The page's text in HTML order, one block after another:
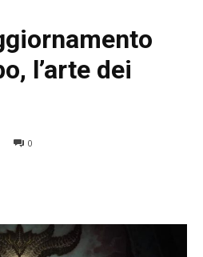
l’arte dei
0